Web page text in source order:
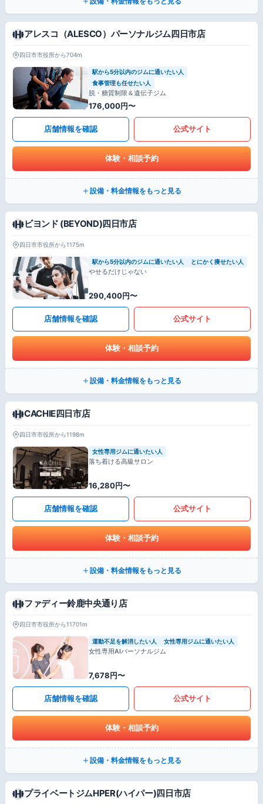
アレスコ（ALESCO）パーソナルジム四日市店
四日市市役所から704m
駅から5分以内のジムに通いたい人
食事管理も任せたい人
脱・糖質制限＆遺伝子ジム
176,000円〜
店舗情報を確認 公式サイト
体験・相談予約
設備・料金情報をもっと見る
ビヨンド (BEYOND)四日市店
四日市市役所から1175m
駅から5分以内のジムに通いたい人 とにかく痩せたい人
やせるだけじゃない
290,400円〜
店舗情報を確認 公式サイト
体験・相談予約
設備・料金情報をもっと見る
CACHIE四日市店
四日市市役所から1198m
女性専用ジムに通いたい人
落ち着ける高級サロン
16,280円〜
店舗情報を確認 公式サイト
体験・相談予約
設備・料金情報をもっと見る
ファディー鈴鹿中央通り店
四日市市役所から11701m
運動不足を解消したい人 女性専用ジムに通いたい人
女性専用AIパーソナルジム
7,678円〜
店舗情報を確認 公式サイト
体験・相談予約
設備・料金情報をもっと見る
プライベートジムHPER(ハイパー)四日市店